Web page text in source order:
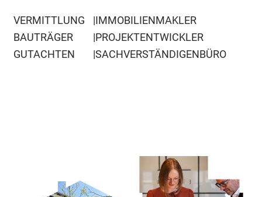
VERMITTLUNG
IMMOBILIENMAKLER
BAUTRÄGER
PROJEKTENTWICKLER
GUTACHTEN
SACHVERSTÄNDIGENBÜRO